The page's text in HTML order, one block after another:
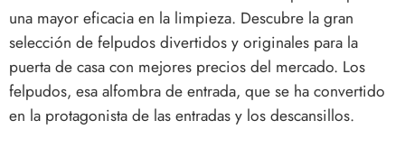
una mayor eficacia en la limpieza. Descubre la gran
selección de felpudos divertidos y originales para la
puerta de casa con mejores precios del mercado. Los
felpudos, esa alfombra de entrada, que se ha convertido
en la protagonista de las entradas y los descansillos.